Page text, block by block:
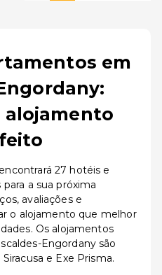
em
27 hotéis e
a sua próxima
avaliações e
o alojamento que melhor
Os alojamentos
Engordany são
e Exe Prisma.